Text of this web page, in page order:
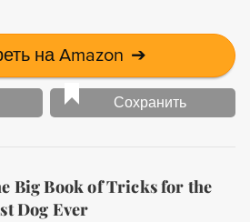
на Amazon ➔
Сохранить
Big Book of Tricks for the
Dog Ever